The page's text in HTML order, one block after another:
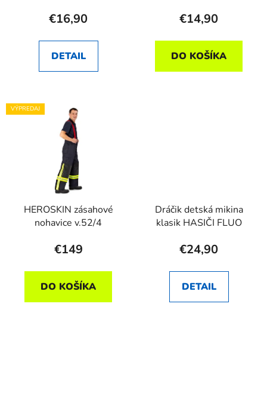
€16,90
DETAIL
€14,90
DO KOŠÍKA
VÝPREDAJ
HEROSKIN zásahové
nohavice v.52/4
€149
DO KOŠÍKA
Dráčik detská mikina
klasik HASIČI FLUO
€24,90
DETAIL